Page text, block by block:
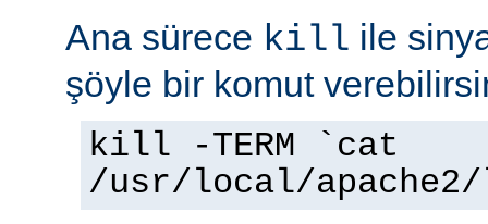
Ana sürece kill ile
şöyle bir komut
kill -TERM `cat
/usr/local/